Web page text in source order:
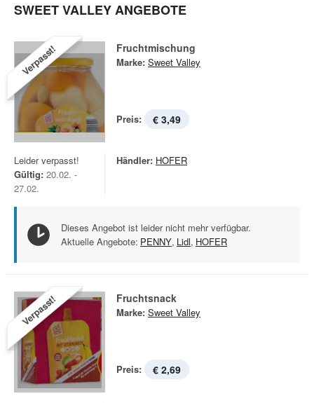
SWEET VALLEY ANGEBOTE
Verpasst! Fruchtmischung
Marke: Sweet Valley
Preis: € 3,49
Leider verpasst!
Gültig: 20.02. -
27.02.
Händler: HOFER
Dieses Angebot ist leider nicht mehr verfügbar.
Aktuelle Angebote: PENNY, Lidl, HOFER
Verpasst! Fruchtsnack
Marke: Sweet Valley
Preis: € 2,69